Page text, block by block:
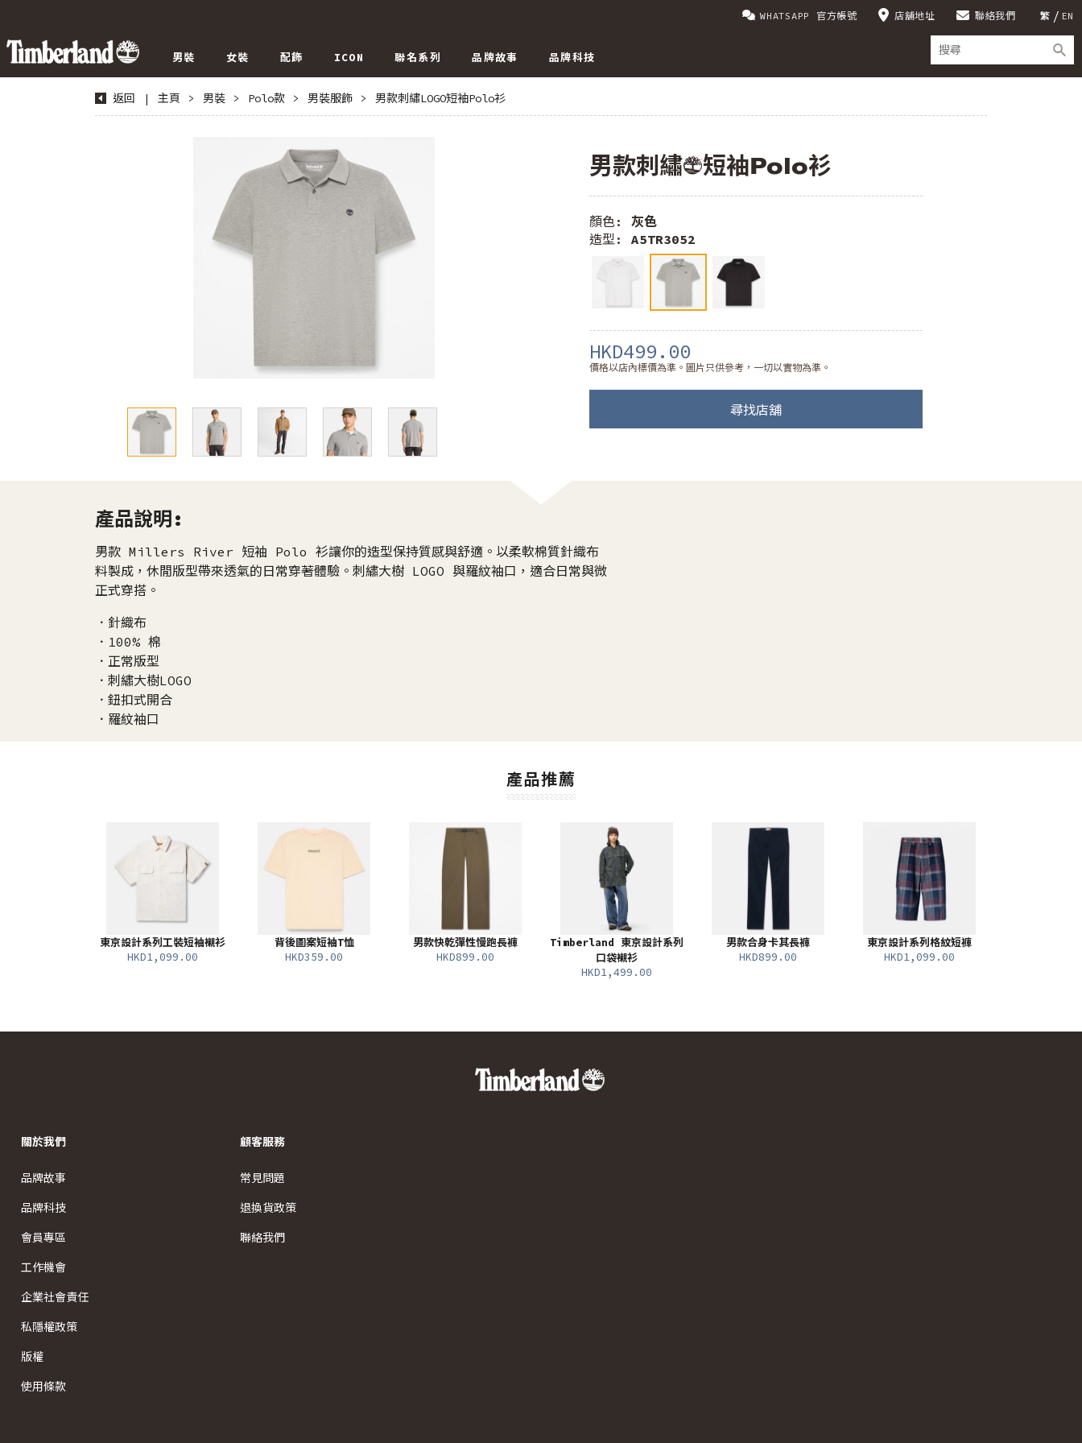
繁 EN
WHATSAPP 官方帳號 店舖地址 聯絡我們
男裝 女裝 配飾 ICON 聯名系列 品牌故事 品牌科技
返回 | 主頁 > 男裝 > Polo款 > 男裝服飾 > 男款刺繡LOGO短袖Polo衫
男款刺繡LOGO短袖Polo衫
顏色: 灰色
造型: A5TR3052
HKD499.00
價格以店內標價為準。圖片只供參考，一切以實物為準。
尋找店舖
產品說明:
男款 Millers River 短袖 Polo 衫讓你的造型保持質感與舒適。以柔軟棉質針織布
料製成，休閒版型帶來透氣的日常穿著體驗。刺繡大樹 LOGO 與羅紋袖口，適合日常與微
正式穿搭。
．針織布
．100% 棉
．正常版型
．刺繡大樹LOGO
．鈕扣式開合
．羅紋袖口
產品推薦
東京設計系列工裝短袖襯衫
HKD1,099.00
背後圖案短袖T恤
HKD359.00
男款快乾彈性慢跑長褲
HKD899.00
Timberland 東京設計系列
口袋襯衫
HKD1,499.00
男款合身卡其長褲
HKD899.00
東京設計系列格紋短褲
HKD1,099.00
關於我們
品牌故事
品牌科技
會員專區
工作機會
企業社會責任
私隱權政策
版權
使用條款
顧客服務
常見問題
退換貨政策
聯絡我們